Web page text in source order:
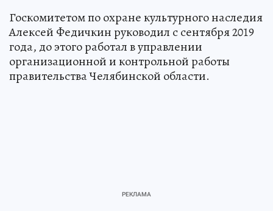
Госкомитетом по охране культурного наследия
Алексей Федичкин руководил с сентября 2019
года, до этого работал в управлении
организационной и контрольной работы
правительства Челябинской области.